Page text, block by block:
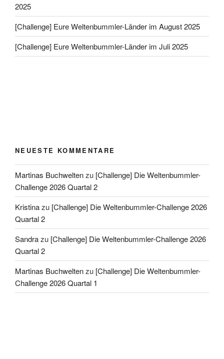
2025
[Challenge] Eure Weltenbummler-Länder im August 2025
[Challenge] Eure Weltenbummler-Länder im Juli 2025
NEUESTE KOMMENTARE
Martinas Buchweltenzu [Challenge] Die Weltenbummler-
Challenge 2026 Quartal 2
Kristinazu [Challenge] Die Weltenbummler-Challenge 2026
Quartal 2
Sandrazu [Challenge] Die Weltenbummler-Challenge 2026
Quartal 2
Martinas Buchweltenzu [Challenge] Die Weltenbummler-
Challenge 2026 Quartal 1